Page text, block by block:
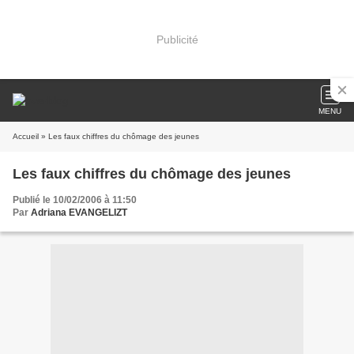
Publicité
MENU
Accueil » Les faux chiffres du chômage des jeunes
Les faux chiffres du chômage des jeunes
Publié le 10/02/2006 à 11:50
Par Adriana EVANGELIZT